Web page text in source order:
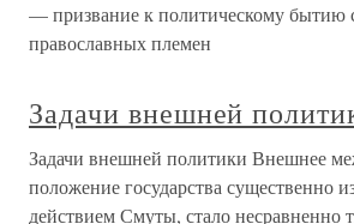
— призвание к политическому бытию
православных племен
Задачи внешней
Задачи внешней политики Внешнее
положение государства существенно
действием Смуты, стало несравненно